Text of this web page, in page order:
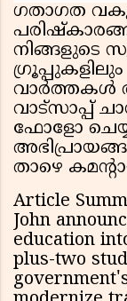
ഗതാഗത
നിങ്ങളുടെ
വാർത്തകൾ
വാട്സാപ്പ്
ഫോളോ
താഴെ
Article
John
education
plus-two